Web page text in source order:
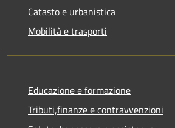
Catasto e urbanistica
Mobilità e trasporti
Educazione e formazione
Tributi,finanze e contravvenzioni